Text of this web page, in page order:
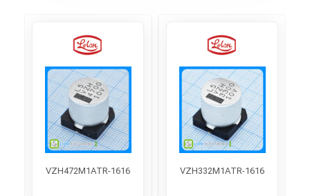
VZH332M1ATR-1616
VZH472M1ATR-1616